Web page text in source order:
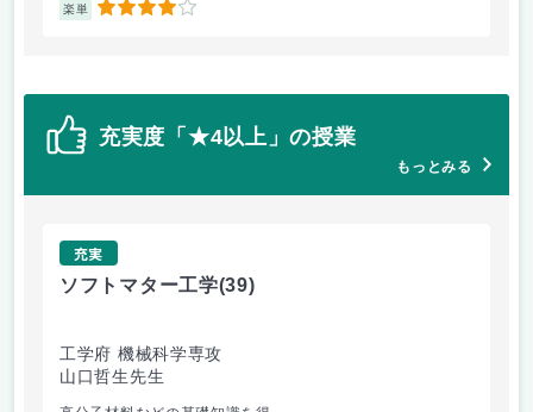
楽単 4
充実度「★4以上」の授業
もっとみる
充実
ソフトマター工学(39)
工学府 機械科学専攻
山口哲生先生